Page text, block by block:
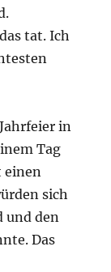
tat. Ich
in
Tag
einen
sich
und den
Das